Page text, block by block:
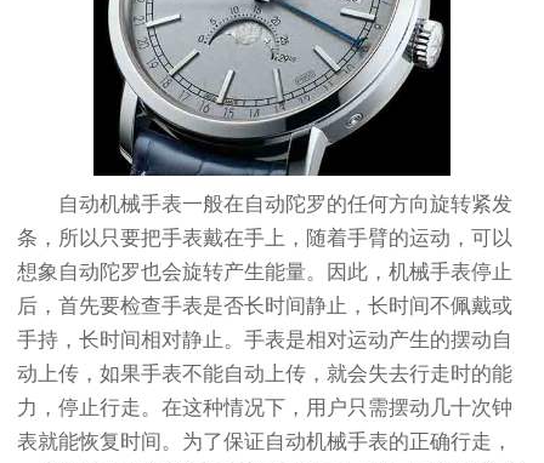
自动机械手表一般在自动陀罗的任何方向旋转紧发
条，所以只要把手表戴在手上，随着手臂的运动，可以
想象自动陀罗也会旋转产生能量。因此，机械手表停止
后，首先要检查手表是否长时间静止，长时间不佩戴或
手持，长时间相对静止。手表是相对运动产生的摆动自
动上传，如果手表不能自动上传，就会失去行走时的能
力，停止行走。在这种情况下，用户只需摆动几十次钟
表就能恢复时间。为了保证自动机械手表的正确行走，